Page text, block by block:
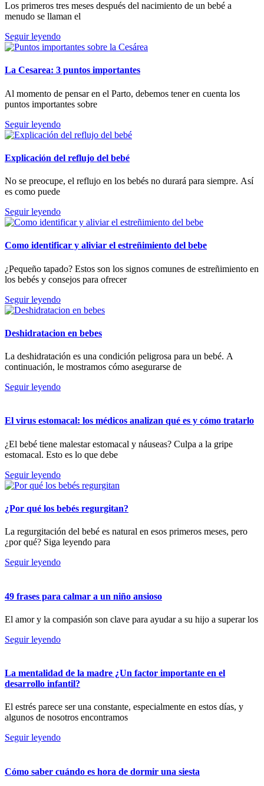
Los primeros tres meses después del nacimiento de un bebé a
menudo se llaman el
Seguir leyendo
La Cesarea: 3 puntos importantes
Al momento de pensar en el Parto, debemos tener en cuenta los
puntos importantes sobre
Seguir leyendo
Explicación del reflujo del bebé
No se preocupe, el reflujo en los bebés no durará para siempre. Así
es como puede
Seguir leyendo
Como identificar y aliviar el estreñimiento del bebe
¿Pequeño tapado? Estos son los signos comunes de estreñimiento en
los bebés y consejos para ofrecer
Seguir leyendo
Deshidratacion en bebes
La deshidratación es una condición peligrosa para un bebé. A
continuación, le mostramos cómo asegurarse de
Seguir leyendo
El virus estomacal: los médicos analizan qué es y cómo tratarlo
¿El bebé tiene malestar estomacal y náuseas? Culpa a la gripe
estomacal. Esto es lo que debe
Seguir leyendo
¿Por qué los bebés regurgitan?
La regurgitación del bebé es natural en esos primeros meses, pero
¿por qué? Siga leyendo para
Seguir leyendo
49 frases para calmar a un niño ansioso
El amor y la compasión son clave para ayudar a su hijo a superar los
Seguir leyendo
La mentalidad de la madre ¿Un factor importante en el
desarrollo infantil?
El estrés parece ser una constante, especialmente en estos días, y
algunos de nosotros encontramos
Seguir leyendo
Cómo saber cuándo es hora de dormir una siesta